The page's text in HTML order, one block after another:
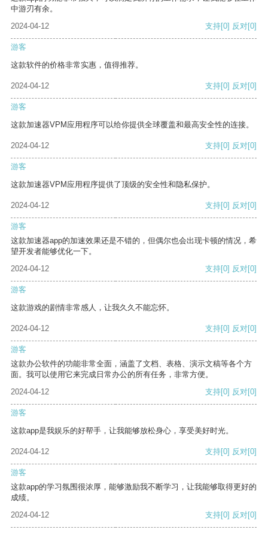
中游刃有余。
2024-04-12
支持[0] 反对[0]
游客
这款软件的价格非常实惠，值得推荐。
2024-04-12 支持[0] 反对[0]
游客
这款加速器VPM应用程序可以给你提供全球覆盖和最高安全性的连接。
2024-04-12 支持[0] 反对[0]
游客
这款加速器VPM应用程序提供了顶级的安全性和隐私保护。
2024-04-12 支持[0] 反对[0]
游客
这款加速器app的加速效果还是不错的，但偶尔也会出现卡顿的情况，希
望开发者能够优化一下。
2024-04-12
支持[0] 反对[0]
游客
这款游戏的剧情非常感人，让我久久不能忘怀。
2024-04-12 支持[0] 反对[0]
游客
这款办公软件的功能非常全面，涵盖了文档、表格、演示文稿等各个方
面。我可以使用它来完成日常办公的所有任务，非常方便。
2024-04-12
支持[0] 反对[0]
游客
这款app是我娱乐的好帮手，让我能够放松身心，享受美好时光。
2024-04-12 支持[0] 反对[0]
游客
这款app的学习氛围很浓厚，能够激励我不断学习，让我能够取得更好的
成绩。
2024-04-12
支持[0] 反对[0]